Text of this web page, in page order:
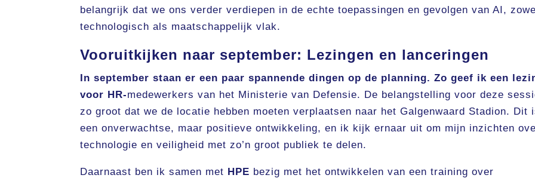
belangrijk dat we ons verder verdiepen in de echte toepassingen en gevolgen van AI,
technologisch als maatschappelijk vlak.
Vooruitkijken naar september: Lezingen en lanceringen
In september staan er een paar spannende dingen op de planning. Zo geef ik een
voor HR-medewerkers van het Ministerie van Defensie. De belangstelling voor deze
zo groot dat we de locatie hebben moeten verplaatsen naar het Galgenwaard Stadion. Dit
een onverwachtse, maar positieve ontwikkeling, en ik kijk ernaar uit om mijn inzichten
technologie en veiligheid met zo’n groot publiek te delen.
Daarnaast ben ik samen met HPE bezig met het ontwikkelen van een training over